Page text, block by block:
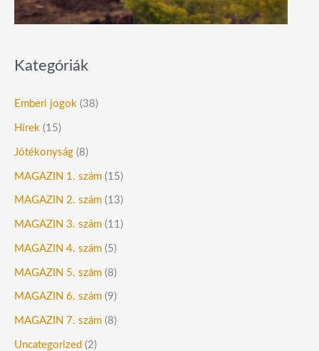
Kategóriák
Emberi jogok (38)
Hírek (15)
Jótékonyság (8)
MAGAZIN 1. szám (15)
MAGAZIN 2. szám (13)
MAGAZIN 3. szám (11)
MAGAZIN 4. szám (5)
MAGAZIN 5. szám (8)
MAGAZIN 6. szám (9)
MAGAZIN 7. szám (8)
Uncategorized (2)